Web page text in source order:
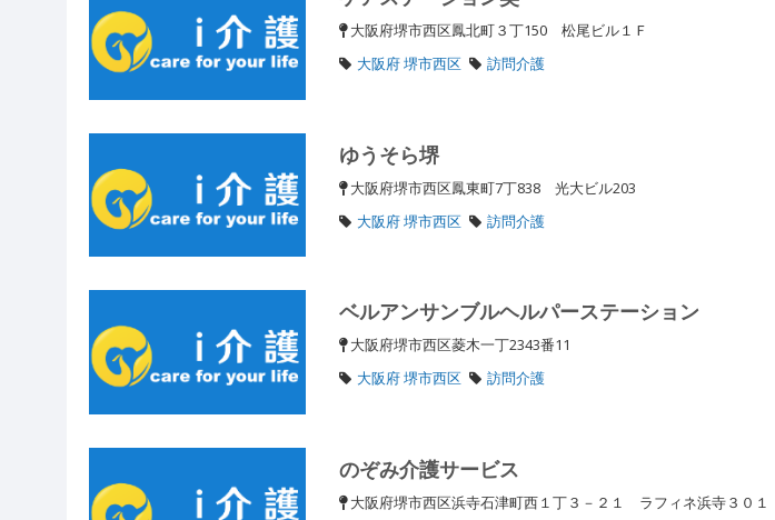
大阪府堺市西区鳳北町３丁150 松尾ビル１Ｆ
大阪府 堺市西区
訪問介護
ゆうそら堺
大阪府堺市西区鳳東町7丁838 光大ビル203
大阪府 堺市西区
訪問介護
ベルアンサンブルヘルパーステーション
大阪府堺市西区菱木一丁2343番11
大阪府 堺市西区
訪問介護
のぞみ介護サービス
大阪府堺市西区浜寺石津町西１丁３－２１ ラフィネ浜寺３０１